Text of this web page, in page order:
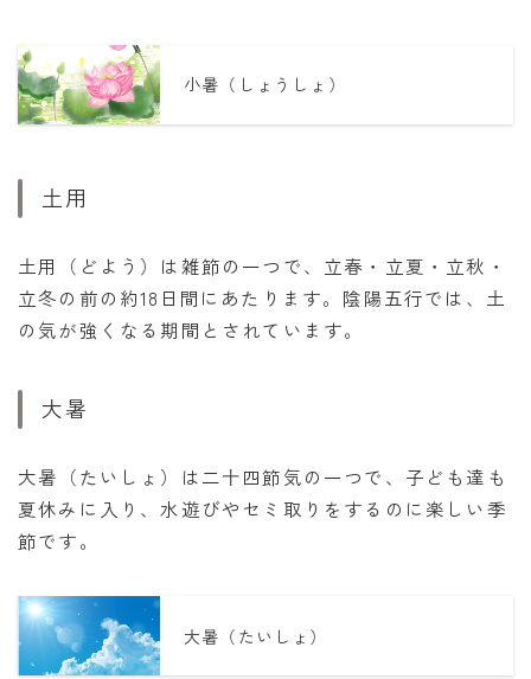
小暑（しょうしょ）
土用
土用（どよう）は雑節の一つで、立春・立夏・立秋・
立冬の前の約18日間にあたります。陰陽五行では、土
の気が強くなる期間とされています。
大暑
大暑（たいしょ）は二十四節気の一つで、子ども達も
夏休みに入り、水遊びやセミ取りをするのに楽しい季
節です。
大暑（たいしょ）